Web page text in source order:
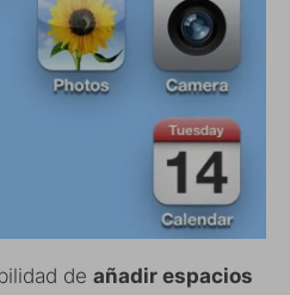
de añadir espacios